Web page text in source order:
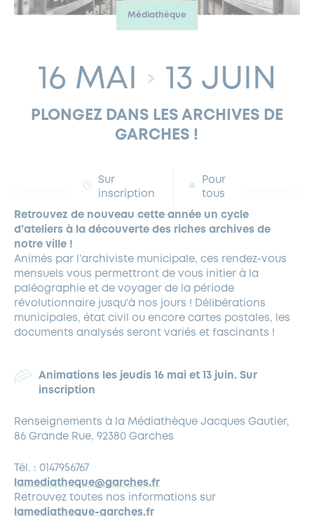
GÉRER MES DÉCHETS
EAU POTABLE ET ASSAINISSEMENT
NOUVEAUX ARRIVANTS
LOCATION DE SALLES
LES AIDES
INFORMATIONS PRATIQUES
MIEUX CONSOMMER
SUBVENTIONS
VOTRE MAIRIE
FERMETURES EXCEPTIONNELLES
COMMUNICATIONS ADMINISTRATIVES
PARTENAIRES INSTITUTIONNELS
GRÖBENZELL
ANCIENS COMBATTANTS ET MÉMOIRE
DÉVELOPPEMENT DURABLE
PARCS ET SQUARES DE LA VILLE
DEMANDE D’ABATTAGE
GESTION DU PATRIMOINE ARBORÉ
Médiathèque
16 MAI 13 JUIN
PLONGEZ DANS LES ARCHIVES DE
GARCHES !
Sur
inscription
Pour
tous
Retrouvez de nouveau cette année un cycle
d’ateliers à la découverte des riches archives de
notre ville !
Animés par l’archiviste municipale, ces rendez-vous
mensuels vous permettront de vous initier à la
paléographie et de voyager de la période
révolutionnaire jusqu’à nos jours ! Délibérations
municipales, état civil ou encore cartes postales, les
documents analysés seront variés et fascinants !
Animations les jeudis 16 mai et 13 juin. Sur
inscription
Renseignements à la Médiathèque Jacques Gautier,
86 Grande Rue, 92380 Garches
Tél. : 0147956767
lamediatheque@garches.fr
Retrouvez toutes nos informations sur
lamediatheque-garches.fr